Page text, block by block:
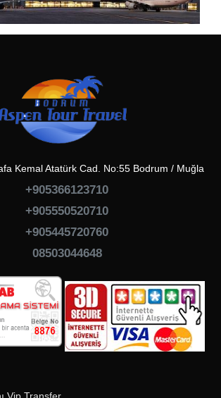
Kemal Atatürk Cad. No:55 Bodrum / Muğla
+905366123710
+905550520710
+905445720760
08503044648